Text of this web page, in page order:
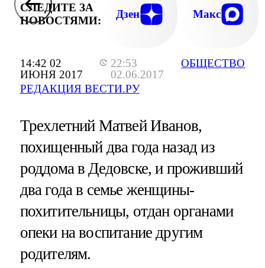
14:42 02
ИЮНЯ 2017
22:53
02.06.2017
РЕДАКЦИЯ ВЕСТИ.РУ
ОБЩЕСТВО
СЛЕДИТЕ ЗА
НОВОСТЯМИ:
Дзен Макс
Трехлетний Матвей Иванов,
похищенный два года назад из
роддома в Дедовске, и проживший
два года в семье женщины-
похитительницы, отдан органами
опеки на воспитание другим
родителям.